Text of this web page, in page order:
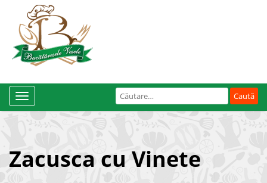
Caută
după:
Toggle
Navigation
Zacusca cu Vinete